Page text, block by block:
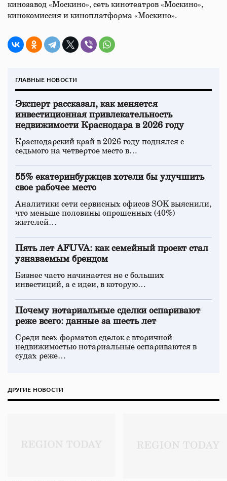
кинозавод «Москино», сеть кинотеатров «Москино»,
кинокомиссия и киноплатформа «Москино».
ГЛАВНЫЕ НОВОСТИ
Эксперт рассказал, как меняется
инвестиционная привлекательность
недвижимости Краснодара в 2026 году
Краснодарский край в 2026 году поднялся с
седьмого на четвертое место в…
55% екатеринбуржцев хотели бы улучшить
свое рабочее место
Аналитики сети сервисных офисов SOK выяснили,
что меньше половины опрошенных (40%)
жителей…
Пять лет AFUVA: как семейный проект стал
узнаваемым брендом
Бизнес часто начинается не с больших
инвестиций, а с идеи, в которую…
Почему нотариальные сделки оспаривают
реже всего: данные за шесть лет
Среди всех форматов сделок с вторичной
недвижимостью нотариальные оспариваются в
судах реже…
ДРУГИЕ НОВОСТИ